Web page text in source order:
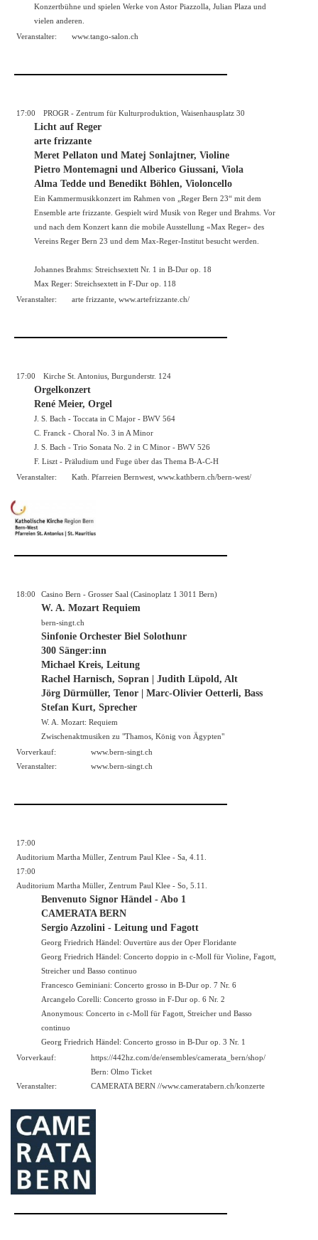
Konzertbühne und spielen Werke von Astor Piazzolla, Julian Plaza und
vielen anderen.
Veranstalter:
www.tango-salon.ch
17:00 PROGR - Zentrum für Kulturproduktion, Waisenhausplatz 30
Licht auf Reger
arte frizzante
Meret Pellaton und Matej Sonlajtner, Violine
Pietro Montemagni und Alberico Giussani, Viola
Alma Tedde und Benedikt Böhlen, Violoncello
Ein Kammermusikkonzert im Rahmen von „Reger Bern 23“ mit dem
Ensemble arte frizzante. Gespielt wird Musik von Reger und Brahms. Vor
und nach dem Konzert kann die mobile Ausstellung «Max Reger» des
Vereins Reger Bern 23 und dem Max-Reger-Institut besucht werden.
Johannes Brahms: Streichsextett Nr. 1 in B-Dur op. 18
Max Reger: Streichsextett in F-Dur op. 118
Veranstalter:
arte frizzante, www.artefrizzante.ch/
17:00 Kirche St. Antonius, Burgunderstr. 124
Orgelkonzert
René Meier, Orgel
J. S. Bach - Toccata in C Major - BWV 564
C. Franck - Choral No. 3 in A Minor
J. S. Bach - Trio Sonata No. 2 in C Minor - BWV 526
F. Liszt - Präludium und Fuge über das Thema B-A-C-H
Veranstalter:
Kath. Pfarreien Bernwest, www.kathbern.ch/bern-west/
18:00 Casino Bern - Grosser Saal (Casinoplatz 1 3011 Bern)
W. A. Mozart Requiem
bern-singt.ch
Sinfonie Orchester Biel Solothunr
300 Sänger:inn
Michael Kreis, Leitung
Rachel Harnisch, Sopran | Judith Lüpold, Alt
Jörg Dürmüller, Tenor | Marc-Olivier Oetterli, Bass
Stefan Kurt, Sprecher
W. A. Mozart: Requiem
Zwischenaktmusiken zu "Thamos, König von Ägypten"
Vorverkauf:
www.bern-singt.ch
Veranstalter:
www.bern-singt.ch
17:00
Auditorium Martha Müller, Zentrum Paul Klee - Sa, 4.11.
17:00
Auditorium Martha Müller, Zentrum Paul Klee - So, 5.11.
Benvenuto Signor Händel - Abo 1
CAMERATA BERN
Sergio Azzolini - Leitung und Fagott
Georg Friedrich Händel: Ouvertüre aus der Oper Floridante
Georg Friedrich Händel: Concerto doppio in c-Moll für Violine, Fagott,
Streicher und Basso continuo
Francesco Geminiani: Concerto grosso in B-Dur op. 7 Nr. 6
Arcangelo Corelli: Concerto grosso in F-Dur op. 6 Nr. 2
Anonymous: Concerto in c-Moll für Fagott, Streicher und Basso
continuo
Georg Friedrich Händel: Concerto grosso in B-Dur op. 3 Nr. 1
Vorverkauf:
https://442hz.com/de/ensembles/camerata_bern/shop/
Bern: Olmo Ticket
Veranstalter:
CAMERATA BERN //www.cameratabern.ch/konzerte